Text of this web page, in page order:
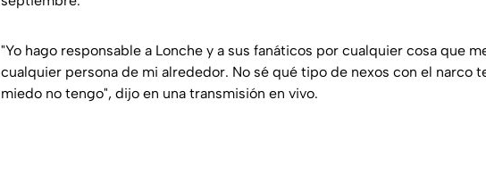
"Yo hago responsable a Lonche y a sus fanáticos por cualquier cosa que
cualquier persona de mi alrededor. No sé qué tipo de nexos con el narco
miedo no tengo", dijo en una transmisión en vivo.